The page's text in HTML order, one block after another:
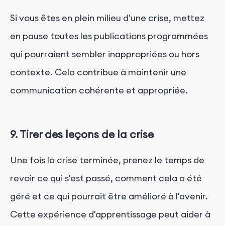
Si vous êtes en plein milieu d'une crise, mettez
en pause toutes les publications programmées
qui pourraient sembler inappropriées ou hors
contexte. Cela contribue à maintenir une
communication cohérente et appropriée.
9. Tirer des leçons de la crise
Une fois la crise terminée, prenez le temps de
revoir ce qui s'est passé, comment cela a été
géré et ce qui pourrait être amélioré à l'avenir.
Cette expérience d'apprentissage peut aider à